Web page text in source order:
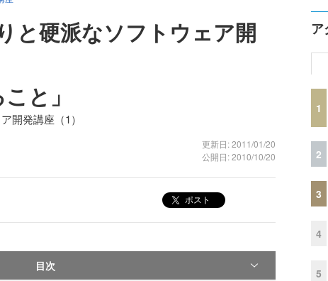
と硬派なソフトウェア開
と」
開発講座（1）
更新日: 2011/01/20
公開日: 2010/10/20
ポスト
目次
ア
1
2
3
4
5